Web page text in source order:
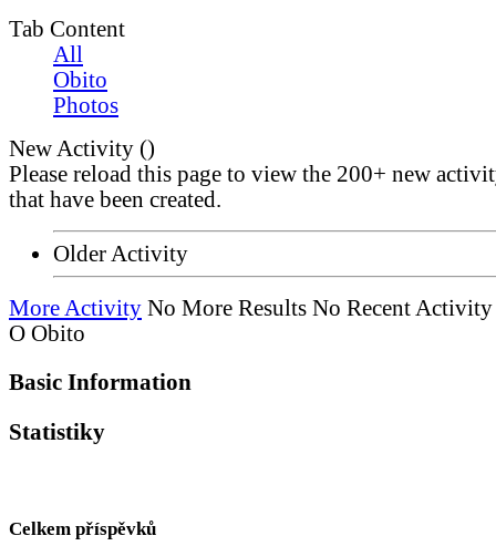
Tab Content
All
Obito
Photos
New Activity ()
Please reload this page to view the 200+ new
that have been created.
Older Activity
More Activity No More Results No Recent Activity
O Obito
Basic Information
Statistiky
Celkem příspěvků